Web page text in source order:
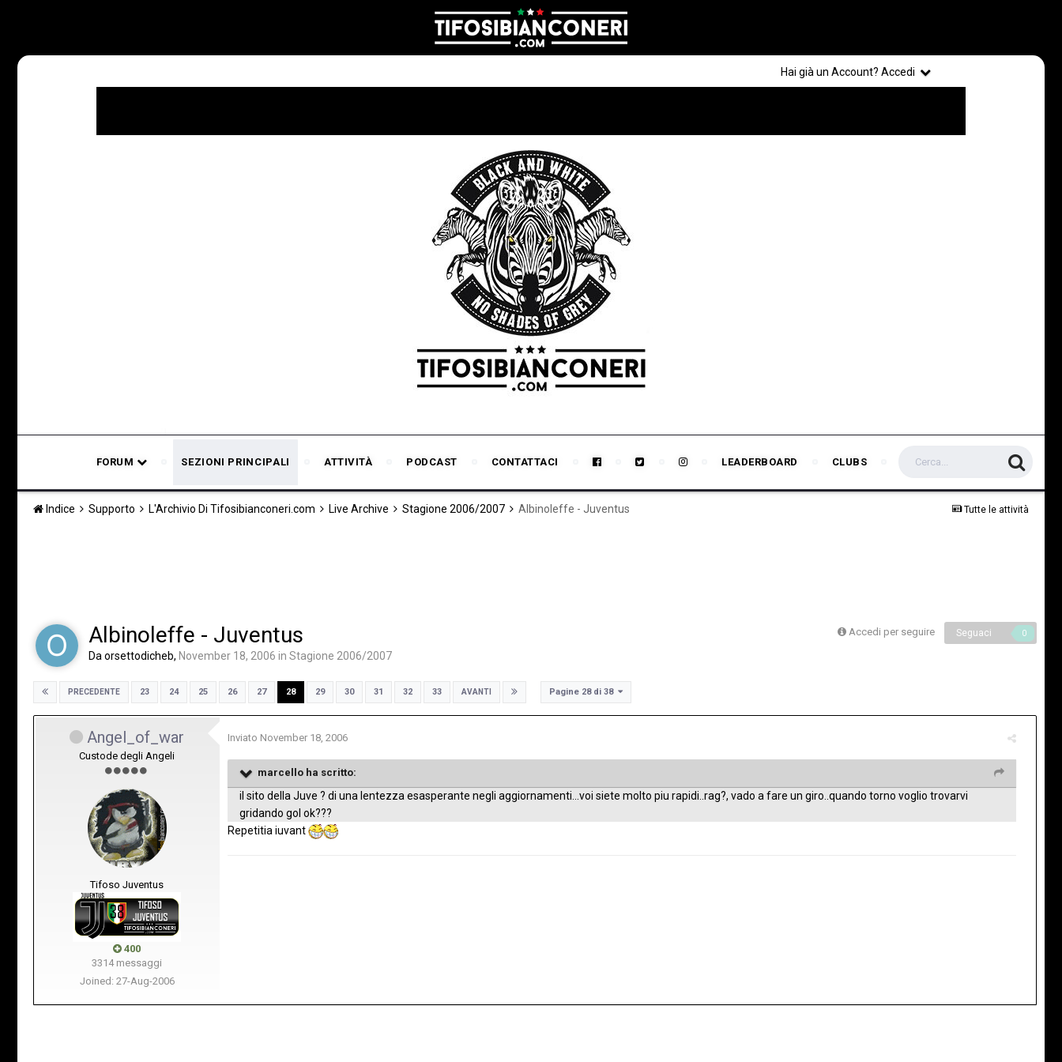
Hai già un Account? Accedi
FORUM SEZIONI PRINCIPALI ATTIVITÀ PODCAST CONTATTACI LEADERBOARD CLUBS
Tutte le attività
Indice Supporto L'Archivio Di Tifosibianconeri.com Live Archive Stagione 2006/2007 Albinoleffe - Juventus
Accedi per seguire Seguaci 0
Albinoleffe - Juventus
Da orsettodicheb, November 18, 2006 in Stagione 2006/2007
PRECEDENTE 23 24 25 26 27 28 29 30 31 32 33 AVANTI Pagine 28 di 38
Angel_of_war
Custode degli Angeli
Tifoso Juventus
400
3314 messaggi
Joined: 27-Aug-2006
Inviato November 18, 2006
marcello ha scritto:
il sito della Juve ? di una lentezza esasperante negli aggiornamenti...voi siete molto piu rapidi..rag?, vado a fare un giro..quando torno voglio trovarvi
gridando gol ok???
Repetitia iuvant